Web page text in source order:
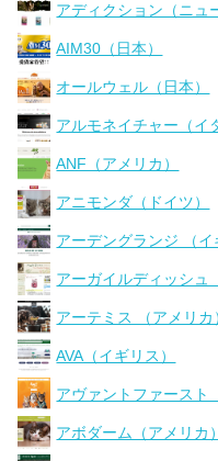
アディクション（ニュ
AIM30（日本）
オールウェル（日本）
アルモネイチャー（イ
ANF（アメリカ）
アニモンダ（ドイツ）
アーデングランジ （イ
アーガイルディッシュ
アーテミス （アメリカ
AVA（イギリス）
アヴァントファースト
アボダーム（アメリカ）